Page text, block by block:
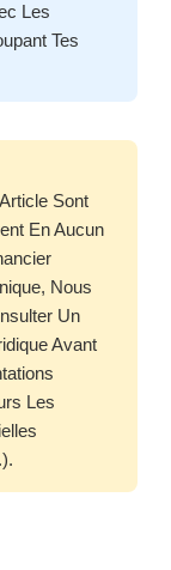
Les
Tes
Sont
En Aucun
Nous
Un
Avant
Les